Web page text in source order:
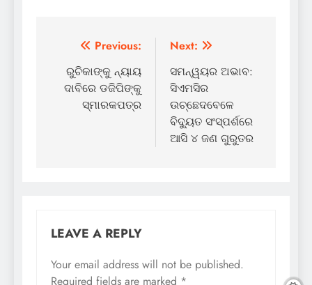
Post
navigation
Previous:
ରୁଚିକାଙ୍କୁ ନ୍ୟାୟ
ଦାବିରେ ଡଜିପିଙ୍କୁ
ସ୍ମାରକପତ୍ର
Next:
ସମନ୍ୱୟର ଅଭାବ:
ସିଏମସିର
ଉଚ୍ଛେଦବେଳେ
ବିଦ୍ୟୁତ ସଂସ୍ପର୍ଶରେ
ଆସି ୪ ଜଣ ଗୁରୁତର
LEAVE A REPLY
Your email address will not be published.
Required fields are marked *